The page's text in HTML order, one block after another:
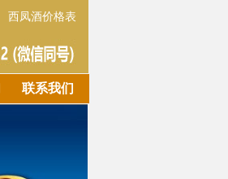
西凤酒价格表
联系我们